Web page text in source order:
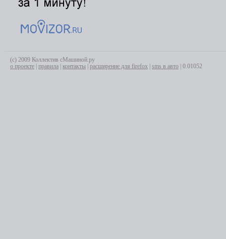
(с) 2009 Коллектив сМашиной.ру
о проекте
правила контакты расширение для firefox sms в авто | 0.01052